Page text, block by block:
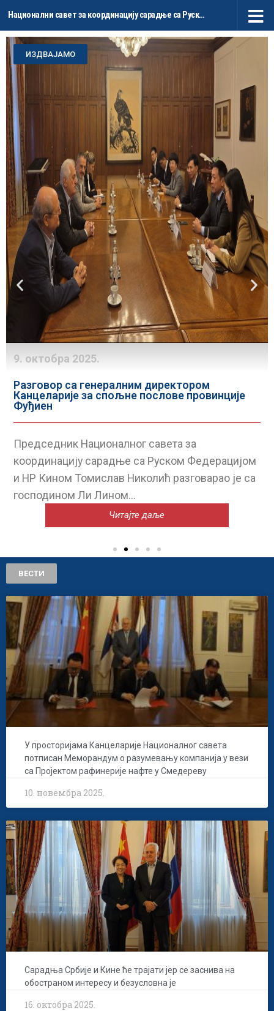
Skip to content Национални савет за координацију сарадње са Руском Федерацијом и НР Кином
ИЗДВАЈАМО
9. октобра 2025.
Разговор са генералним директором
Канцеларије за спољне послове провинције
Фуђиен
Председник Националног савета за
координацију сарадње са Руском Федерацијом
и НР Кином Томислав Николић разговарао је са
господином Ли Лином...
Читајте даље
ВЕСТИ
У просторијама Канцеларије Националног савета
потписан Меморандум о разумевању компанија у вези
са Пројектом рафинерије нафте у Смедереву
10. новембра 2025.
Сарадња Србије и Кине ће трајати јер се заснива на
обостраном интересу и безусловна је
16. октобра 2025.